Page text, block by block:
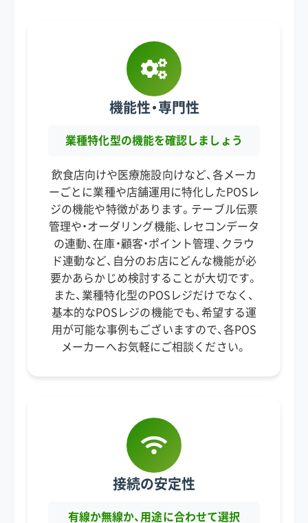
機能性・専門性
業種特化型の機能を確認しましょう
飲食店向けや医療施設向けなど、各メーカ
ーごとに業種や店舗運用に特化したPOSレ
ジの機能や特徴があります。テーブル伝票
管理や・オーダリング機能、レセコンデータ
の連動、在庫・顧客・ポイント管理、クラウ
ド連動など、自分のお店にどんな機能が必
要かあらかじめ検討することが大切です。
また、業種特化型のPOSレジだけでなく、
基本的なPOSレジの機能でも、希望する運
用が可能な事例もございますので、各POS
メーカーへお気軽にご相談ください。
接続の安定性
有線か無線か、用途に合わせて選択